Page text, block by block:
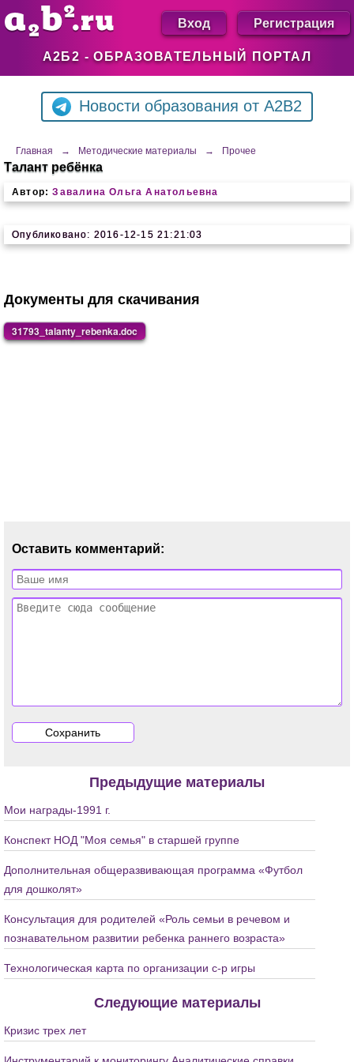
А2Б2 - ОБРАЗОВАТЕЛЬНЫЙ ПОРТАЛ
Вход Регистрация
Новости образования от A2B2
Главная → Методические материалы → Прочее
Талант ребёнка
Автор: Завалина Ольга Анатольевна
Опубликовано: 2016-12-15 21:21:03
Документы для скачивания
31793_talanty_rebenka.doc
Оставить комментарий:
Предыдущие материалы
Мои награды-1991 г.
Конспект НОД "Моя семья" в старшей группе
Дополнительная общеразвивающая программа «Футбол
для дошколят»
Консультация для родителей «Роль семьи в речевом и
познавательном развитии ребенка раннего возраста»
Технологическая карта по организации с-р игры
Следующие материалы
Кризис трех лет